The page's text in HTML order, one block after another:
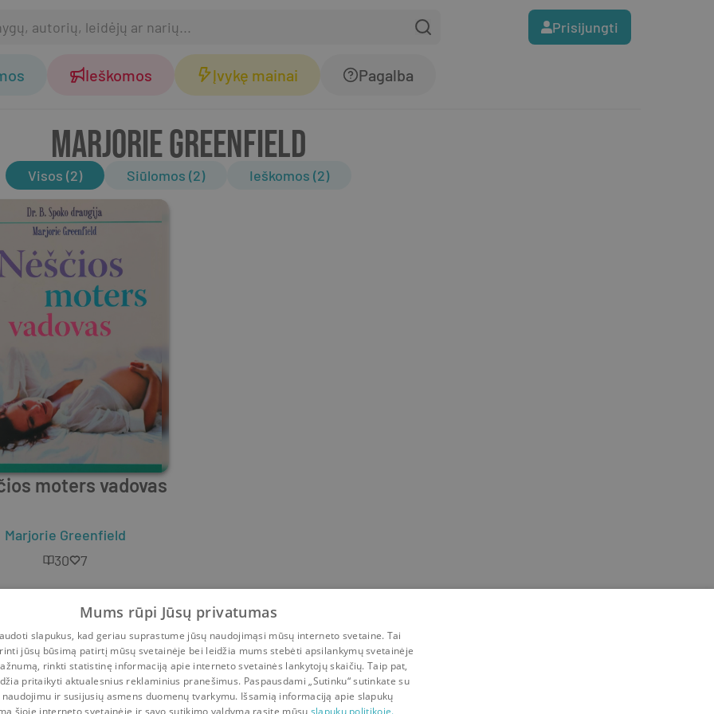
Prisijungti
Ieškomos Įvykę mainai Pagalba
MARJORIE GREENFIELD
Visos (2) Siūlomos (2) Ieškomos (2)
moters vadovas
Marjorie Greenfield
30
7
Mums rūpi Jūsų privatumas
slapukus, kad geriau suprastume jūsų naudojimąsi mūsų interneto svetaine. Tai
jūsų būsimą patirtį mūsų svetainėje bei leidžia mums stebėti apsilankymų svetainėje
rinkti statistinę informaciją apie interneto svetainės lankytojų skaičių. Taip pat,
pritaikyti aktualesnius reklaminius pranešimus. Paspausdami „Sutinku“ sutinkate su
ir susijusių asmens duomenų tvarkymu. Išsamią informaciją apie slapukų
šioje interneto svetainėje ir savo sutikimo valdymą rasite mūsų slapukų politikoje.